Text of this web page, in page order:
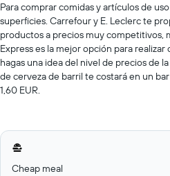
Para comprar comidas y artículos de
superficies. Carrefour y E. Leclerc te
productos a precios muy competitivos,
Express es la mejor opción para
hagas una idea del nivel de precios de
de cerveza de barril te costará en un
1,60 EUR.
Cheap meal